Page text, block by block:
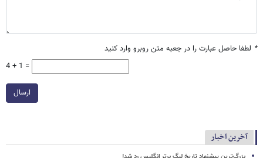
* لطفا حاصل عبارت را در جعبه متن روبرو وارد کنید
4 + 1 =
ارسال
آخرین اخبار